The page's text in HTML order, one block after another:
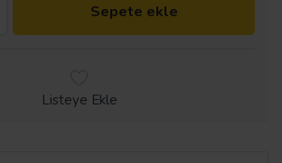
Sepete ekle
Listeye Ekle